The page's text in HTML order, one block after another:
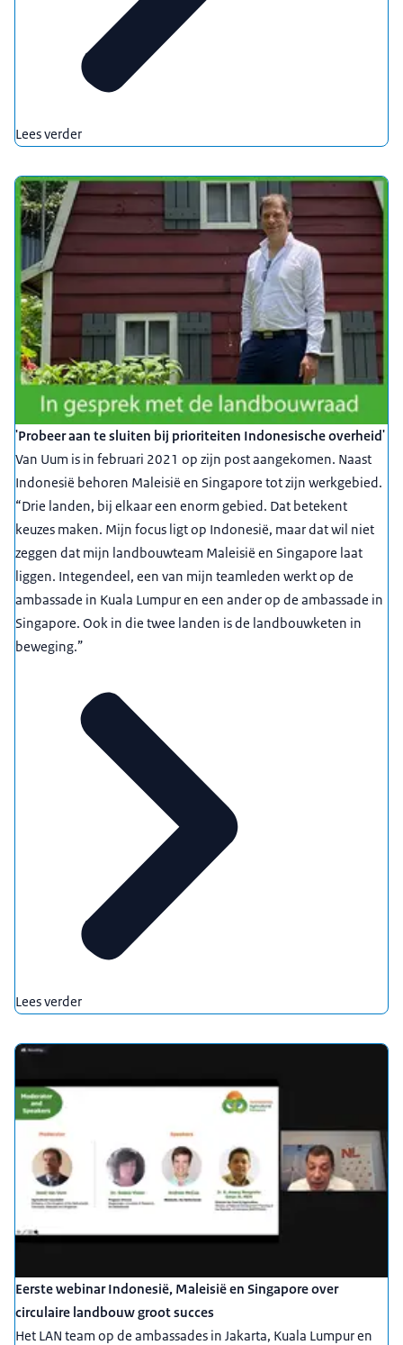
Lees verder
'Probeer aan te sluiten bij prioriteiten Indonesische overheid'
Van Uum is in februari 2021 op zijn post aangekomen. Naast
Indonesië behoren Maleisië en Singapore tot zijn werkgebied.
“Drie landen, bij elkaar een enorm gebied. Dat betekent
keuzes maken. Mijn focus ligt op Indonesië, maar dat wil niet
zeggen dat mijn landbouwteam Maleisië en Singapore laat
liggen. Integendeel, een van mijn teamleden werkt op de
ambassade in Kuala Lumpur en een ander op de ambassade in
Singapore. Ook in die twee landen is de landbouwketen in
beweging.”
Lees verder
Eerste webinar Indonesië, Maleisië en Singapore over
circulaire landbouw groot succes
Het LAN team op de ambassades in Jakarta, Kuala Lumpur en